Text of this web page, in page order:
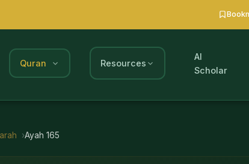
Quran Resources
AI
Scholar
Ayah 165